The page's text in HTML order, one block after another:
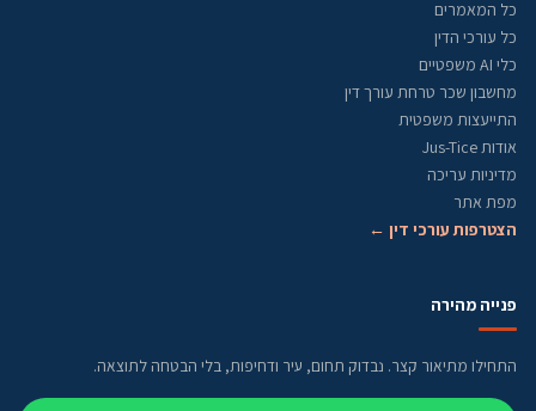
כל המאמרים
כל עורכי הדין
כלי AI משפטיים
מחשבון שכר טרחת עורך דין
התייעצות משפטית
אודות Jus-Tice
מדיניות עריכה
מפת אתר
הצטרפות עורכי דין ←
פנייה מהירה
התחילו מתיאור קצר. נבדוק תחום, עיר ודחיפות, בלי הבטחה לתוצאה.